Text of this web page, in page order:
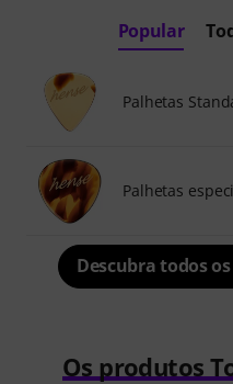
Popular
Palhetas
Palhetas
Descubra todos
Os produtos